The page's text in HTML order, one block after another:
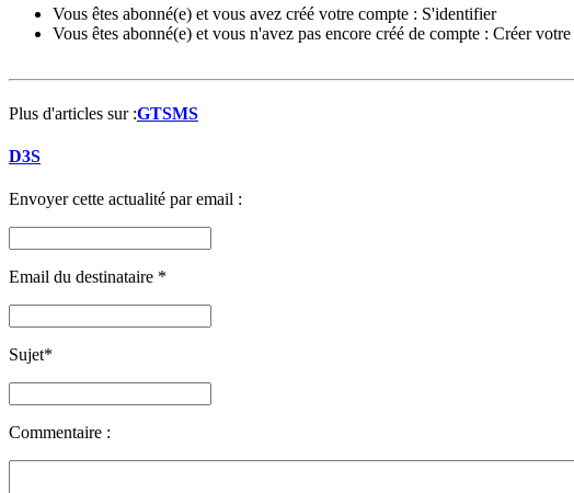
Vous êtes abonné(e) et vous avez créé votre compte : S'identifier
Vous êtes abonné(e) et vous n'avez pas encore créé de compte : Créer
Plus d'articles sur :GTSMS
D3S
Envoyer cette actualité par email :
Email du destinataire *
Sujet*
Commentaire :